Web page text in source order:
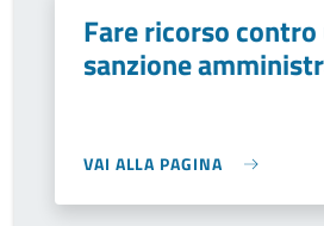
Fare ricorso contro
sanzione
VAI ALLA PAGINA